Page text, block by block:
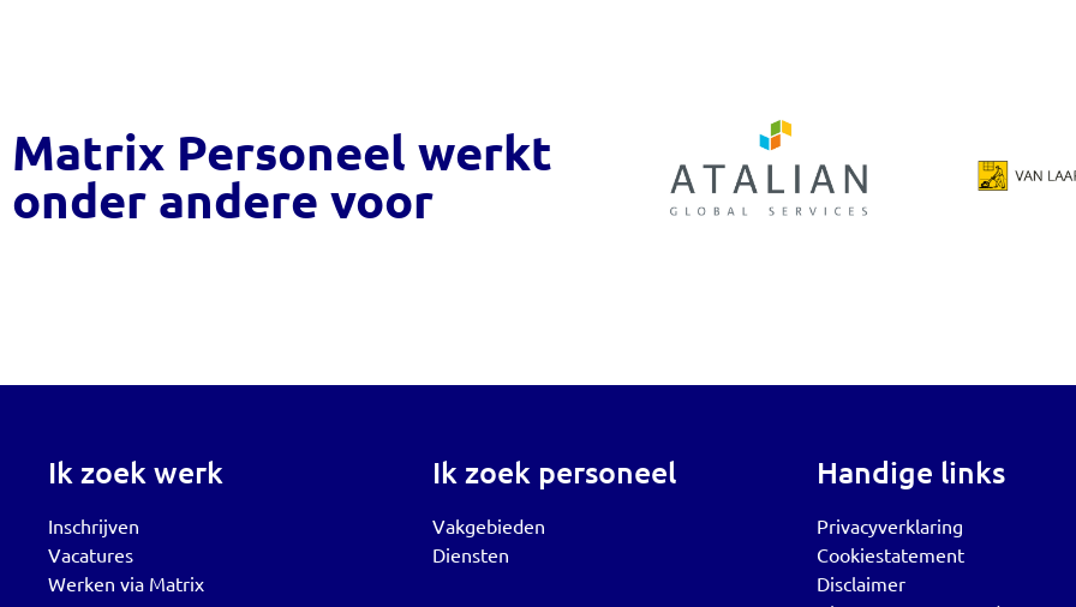
Matrix Personeel werkt
onder andere voor
Ik zoek werk
Inschrijven
Vacatures
Werken via Matrix
Ik zoek personeel
Vakgebieden
Diensten
Handige links
Privacyverklaring
Cookiestatement
Disclaimer